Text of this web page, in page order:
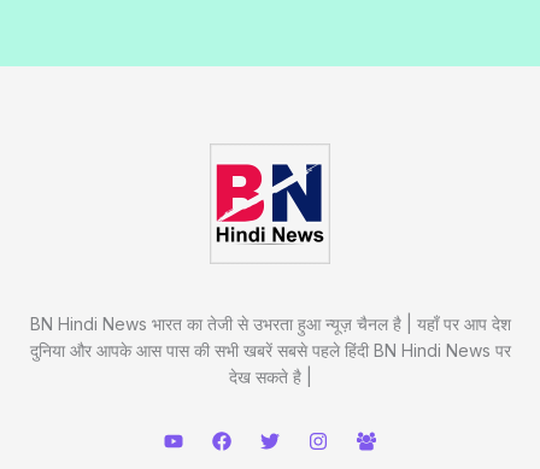
BN Hindi News भारत का तेजी से उभरता हुआ न्यूज़ चैनल है | यहाँ पर आप देश
दुनिया और आपके आस पास की सभी खबरें सबसे पहले हिंदी BN Hindi News पर
देख सकते है |